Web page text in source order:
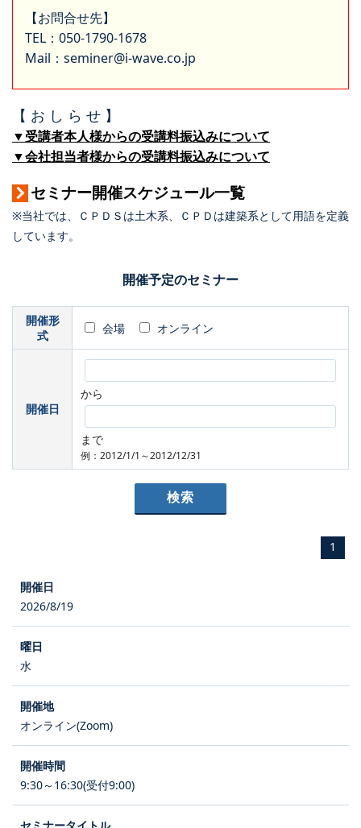
【お問合せ先】
TEL：050-1790-1678
Mail：seminer@i-wave.co.jp
【 お し ら せ 】
▼受講者本人様からの受講料振込みについて
▼会社担当者様からの受講料振込みについて
セミナー開催スケジュール一覧
※当社では、ＣＰＤＳは土木系、ＣＰＤは建築系として用語を定義
しています。
開催予定のセミナー
開催形
式
会場 オンライン
開催日
から
まで
例：2012/1/1～2012/12/31
1
2026/8/19
水
オンライン(Zoom)
9:30～16:30(受付9:00)